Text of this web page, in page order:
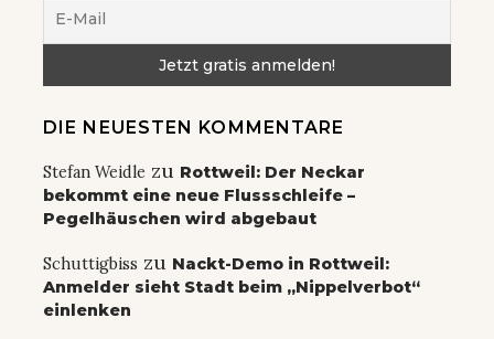
DIE NEUESTEN KOMMENTARE
Stefan Weidle zu Rottweil: Der Neckar
bekommt eine neue Flussschleife –
Pegelhäuschen wird abgebaut
Schuttigbiss zu Nackt-Demo in Rottweil:
Anmelder sieht Stadt beim „Nippelverbot“
einlenken